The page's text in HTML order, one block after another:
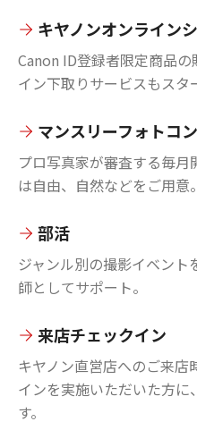
キヤノンオンライン
Canon ID登録者限定商品
イン下取りサービスもスタ
マンスリーフォトコ
プロ写真家が審査する毎
は自由、自然などをご用意。
部活
ジャンル別の撮影イベン
師としてサポート。
来店チェックイン
キヤノン直営店へのご来店
インを実施いただいた方
す。